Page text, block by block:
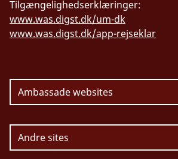
Tilgængelighedserklæringer:
www.was.digst.dk/um-dk
www.was.digst.dk/app-rejseklar